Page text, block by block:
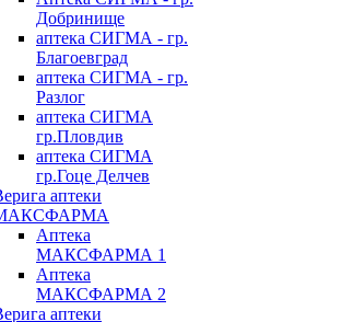
Добринище
аптека СИГМА - гр.
Благоевград
аптека СИГМА - гр.
Разлог
аптека СИГМА
гр.Пловдив
аптека СИГМА
гр.Гоце Делчев
аптеки
Аптека
МАКСФАРМА 1
Аптека
МАКСФАРМА 2
аптеки